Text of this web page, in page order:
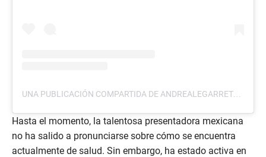
UNA PUBLICACIÓN COMPARTIDA DE ANDREALEGARRETA (@ANDREALEGARRETA)
Hasta el momento, la talentosa presentadora mexicana
no ha salido a pronunciarse sobre cómo se encuentra
actualmente de salud. Sin embargo, ha estado activa en